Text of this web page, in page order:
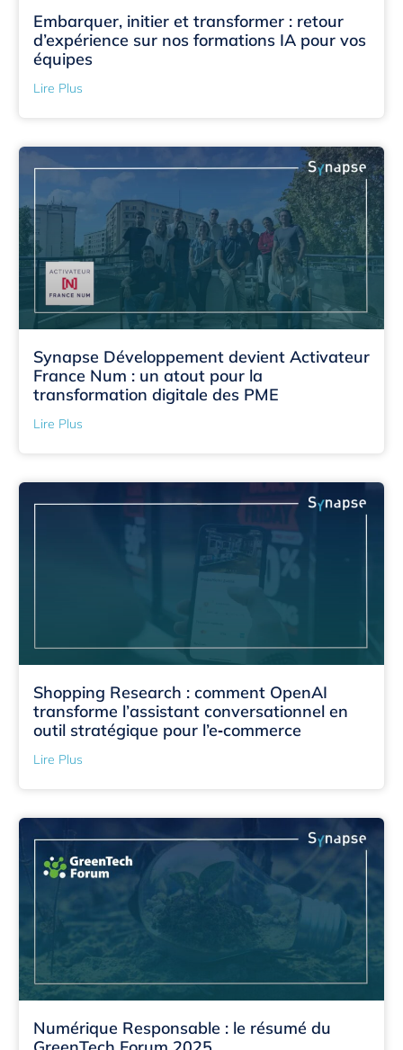
Embarquer, initier et transformer : retour
d’expérience sur nos formations IA pour vos
équipes
Lire Plus
Synapse Développement devient Activateur
France Num : un atout pour la
transformation digitale des PME
Lire Plus
Shopping Research : comment OpenAI
transforme l’assistant conversationnel en
outil stratégique pour l’e‑commerce
Lire Plus
Numérique Responsable : le résumé du